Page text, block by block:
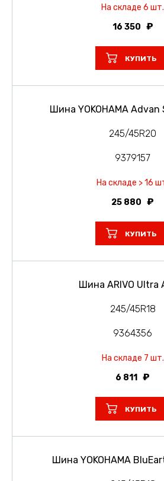
На складе 6 шт.
16 350
КУПИТЬ
Шина YOKOHAMA Advan
245/45R20
9379157
На складе > 16
25 880
КУПИТЬ
Шина ARIVO Ultra
245/45R18
9364356
На складе 7 шт.
6 811
КУПИТЬ
Шина YOKOHAMA